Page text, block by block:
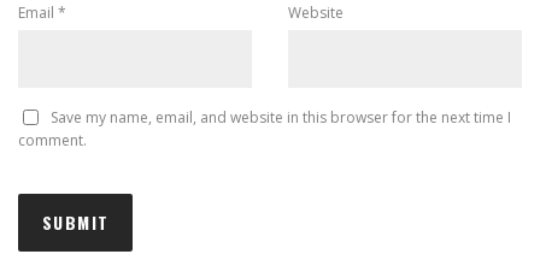
Email * Website
Save my name, email, and website in this browser for the next time I
comment.